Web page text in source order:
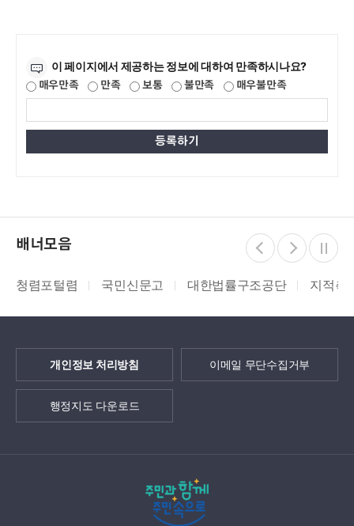
이 페이지에서 제공하는 정보에 대하여 만족하시나요?
매우만족 만족 보통 불만족 매우불만족
배너모음
청렴포털렴 국민신문고 대한법률구조공단 지적측
개인정보 처리방침 이메일 무단수집거부
행정지도 다운로드